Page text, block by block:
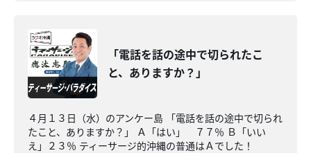
「電話を話の途中で切られたこ
と、ありますか？」
４月１３日（水）のアンケー島 「電話を話の途中で切られ
たこと、ありますか？」 Ａ「はい」 ７７％ Ｂ「いい
え」２３％ ティーサージ的沖縄の普通はＡでした！